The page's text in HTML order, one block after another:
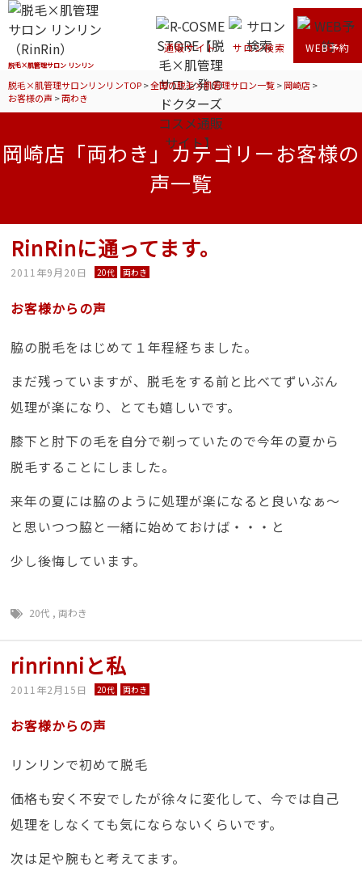
脱毛×肌管理サロン リンリン
通販サイト サロン検索 WEB予約
脱毛×肌管理サロンリンリンTOP>全国の脱毛×肌管理サロン一覧>岡崎店>
お客様の声 >両わき
岡崎店「両わき」カテゴリーお客様の
声一覧
RinRinに通ってます。
2011年9月20日 20代 両わき
お客様からの声
脇の脱毛をはじめて１年程経ちました。
まだ残っていますが、脱毛をする前と比べてずいぶん
処理が楽になり、とても嬉しいです。
膝下と肘下の毛を自分で剃っていたので今年の夏から
脱毛することにしました。
来年の夏には脇のように処理が楽になると良いなぁ～
と思いつつ脇と一緒に始めておけば・・・と
少し後悔しています。
20代 ,両わき
rinrinniと私
2011年2月15日 20代 両わき
お客様からの声
リンリンで初めて脱毛
価格も安く不安でしたが徐々に変化して、今では自己
処理をしなくても気にならないくらいです。
次は足や腕もと考えてます。